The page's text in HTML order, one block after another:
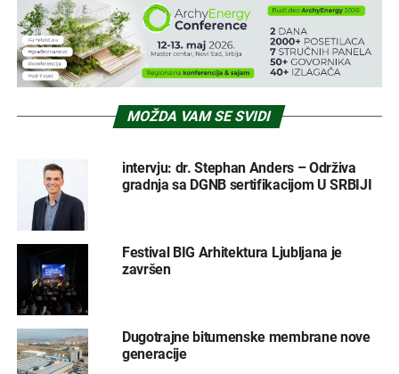
MOŽDA VAM SE SVIDI
intervju: dr. Stephan Anders – Održiva
gradnja sa DGNB sertifikacijom U SRBIJI
Festival BIG Arhitektura Ljubljana je
završen
Dugotrajne bitumenske membrane nove
generacije